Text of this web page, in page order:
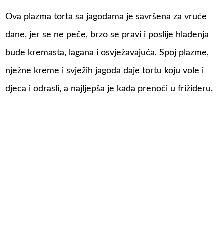
Ova plazma torta sa jagodama je savršena za vruće
dane, jer se ne peče, brzo se pravi i poslije hlađenja
bude kremasta, lagana i osvježavajuća. Spoj plazme,
nježne kreme i svježih jagoda daje tortu koju vole i
djeca i odrasli, a najljepša je kada prenoći u frižideru.